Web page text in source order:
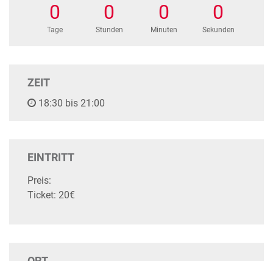
0
Tage
0
Stunden
0
Minuten
0
Sekunden
ZEIT
18:30 bis 21:00
EINTRITT
Preis:
Ticket: 20€